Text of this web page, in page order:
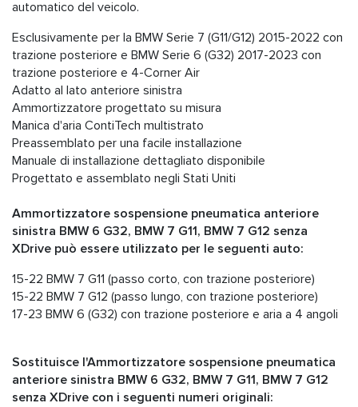
automatico del veicolo.
Esclusivamente per la BMW Serie 7 (G11/G12) 2015-2022 con
trazione posteriore e BMW Serie 6 (G32) 2017-2023 con
trazione posteriore e 4-Corner Air
Adatto al lato anteriore sinistra
Ammortizzatore progettato su misura
Manica d'aria ContiTech multistrato
Preassemblato per una facile installazione
Manuale di installazione dettagliato disponibile
Progettato e assemblato negli Stati Uniti
Ammortizzatore sospensione pneumatica anteriore
sinistra BMW 6 G32, BMW 7 G11, BMW 7 G12 senza
XDrive può essere utilizzato per le seguenti auto:
15-22 BMW 7 G11 (passo corto, con trazione posteriore)
15-22 BMW 7 G12 (passo lungo, con trazione posteriore)
17-23 BMW 6 (G32) con trazione posteriore e aria a 4 angoli
Sostituisce l'Ammortizzatore sospensione pneumatica
anteriore sinistra BMW 6 G32, BMW 7 G11, BMW 7 G12
senza XDrive con i seguenti numeri originali: